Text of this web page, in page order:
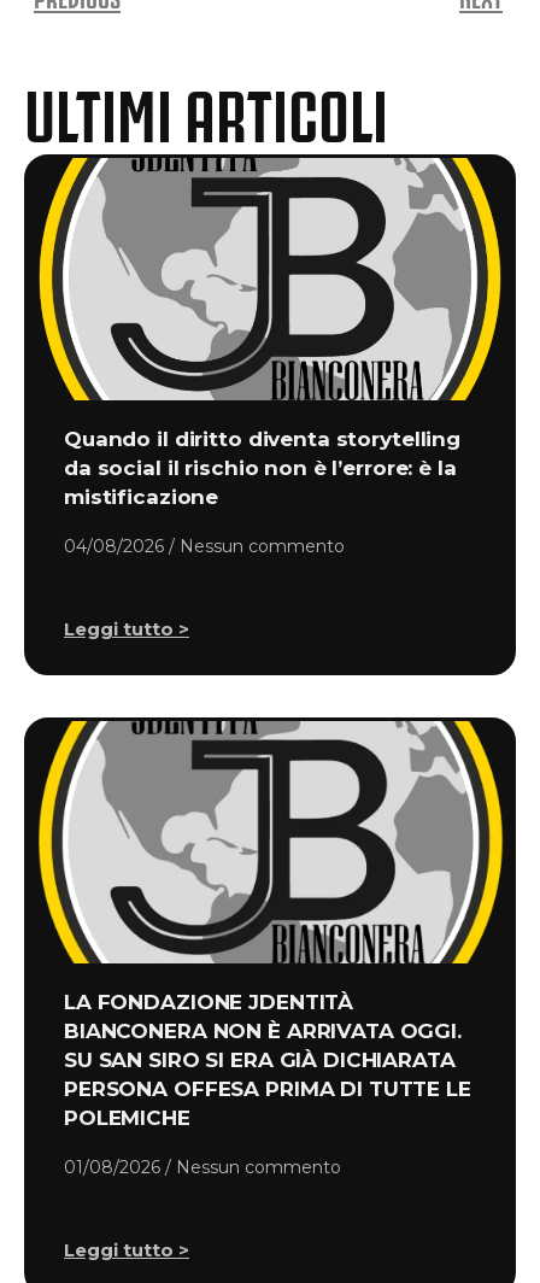
ULTIMI ARTICOLI
Quando il diritto diventa storytelling
da social il rischio non è l’errore: è la
mistificazione
04/08/2026 Nessun commento
Leggi tutto >
LA FONDAZIONE JDENTITÀ
BIANCONERA NON È ARRIVATA OGGI.
SU SAN SIRO SI ERA GIÀ DICHIARATA
PERSONA OFFESA PRIMA DI TUTTE LE
POLEMICHE
01/08/2026 Nessun commento
Leggi tutto >